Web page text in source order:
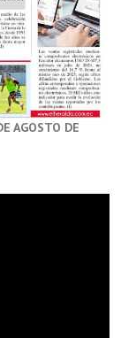
AGOSTO DE